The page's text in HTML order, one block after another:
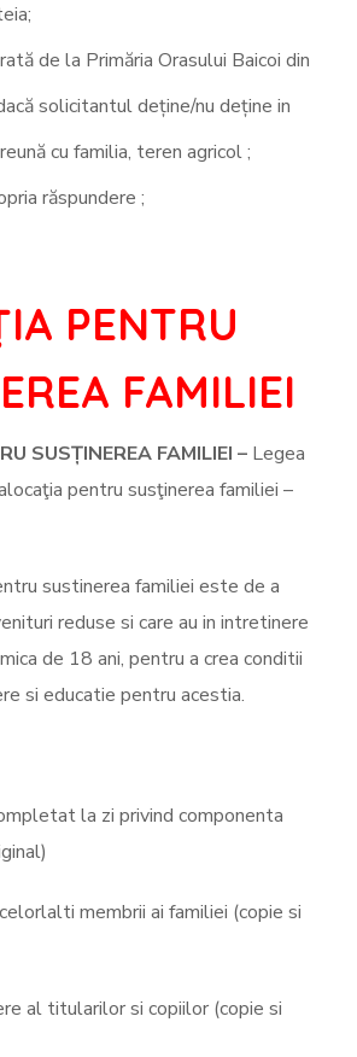
de la Primăria Orasului Baicoi din
solicitantul deține/nu deține in
cu familia, teren agricol ;
răspundere ;
PENTRU
FAMILIEI
SUSȚINEREA FAMILIEI – Legea
pentru susţinerea familiei –
sustinerea familiei este de a
reduse si care au in intretinere
de 18 ani, pentru a crea conditii
si educatie pentru acestia.
la zi privind componenta
membrii ai familiei (copie si
al titularilor si copiilor (copie si